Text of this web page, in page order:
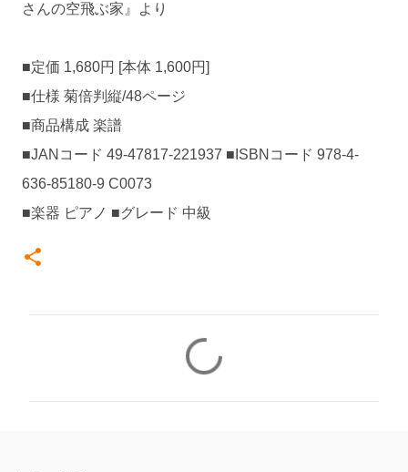
さんの空飛ぶ家』より
■定価 1,680円 [本体 1,600円]
■仕様 菊倍判縦/48ページ
■商品構成 楽譜
■JANコード 49-47817-221937 ■ISBNコード 978-4-
636-85180-9 C0073
■楽器 ピアノ ■グレード 中級